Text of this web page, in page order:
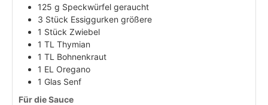
125 g Speckwürfel geraucht
3 Stück Essiggurken größere
1 Stück Zwiebel
1 TL Thymian
1 TL Bohnenkraut
1 EL Oregano
1 Glas Senf
Für die Sauce